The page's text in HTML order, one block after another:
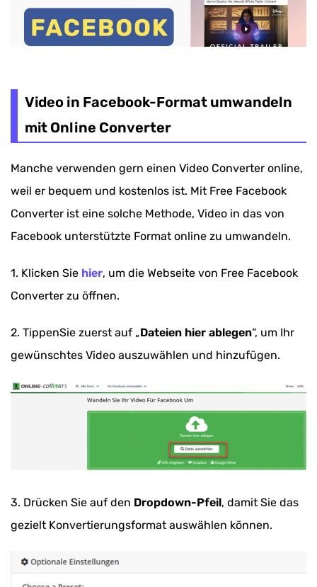
Video in Facebook-Format umwandeln
mit Online Converter
Manche verwenden gern einen Video Converter online,
weil er bequem und kostenlos ist. Mit Free Facebook
Converter ist eine solche Methode, Video in das von
Facebook unterstützte Format online zu umwandeln.
1. Klicken Sie hier, um die Webseite von Free Facebook
Converter zu öffnen.
2. TippenSie zuerst auf „Dateien hier ablegen“, um Ihr
gewünschtes Video auszuwählen und hinzufügen.
3. Drücken Sie auf den Dropdown-Pfeil, damit Sie das
gezielt Konvertierungsformat auswählen können.